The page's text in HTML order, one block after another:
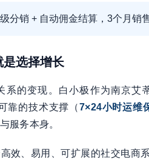
分销 + 自动佣金结算，3个月销
是选择增长
系的变现。白小极作为南京艾
靠的技术支撑（7×24小时运维
服务本身。
效、易用、可扩展的社交电商